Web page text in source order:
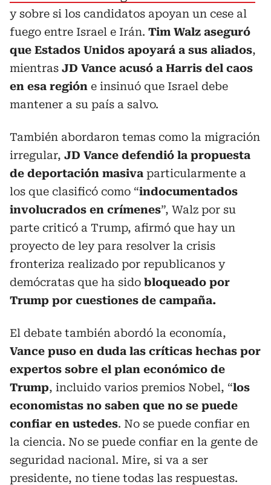
y sobre si los candidatos apoyan un cese al
fuego entre Israel e Irán. Tim Walz aseguró
que Estados Unidos apoyará a sus aliados,
mientras JD Vance acusó a Harris del caos
en esa región e insinuó que Israel debe
mantener a su país a salvo.
También abordaron temas como la migración
irregular, JD Vance defendió la propuesta
de deportación masiva particularmente a
los que clasificó como “indocumentados
involucrados en crímenes”, Walz por su
parte criticó a Trump, afirmó que hay un
proyecto de ley para resolver la crisis
fronteriza realizado por republicanos y
demócratas que ha sido bloqueado por
Trump por cuestiones de campaña.
El debate también abordó la economía,
Vance puso en duda las críticas hechas por
expertos sobre el plan económico de
Trump, incluido varios premios Nobel, “los
economistas no saben que no se puede
confiar en ustedes. No se puede confiar en
la ciencia. No se puede confiar en la gente de
seguridad nacional. Mire, si va a ser
presidente, no tiene todas las respuestas.